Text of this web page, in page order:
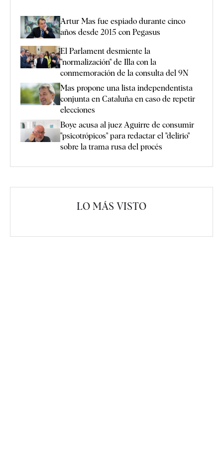
Artur Mas fue espiado durante cinco
años desde 2015 con Pegasus
El Parlament desmiente la
"normalización" de Illa con la
conmemoración de la consulta del 9N
Mas propone una lista independentista
conjunta en Cataluña en caso de repetir
elecciones
Boye acusa al juez Aguirre de consumir
"psicotrópicos" para redactar el "delirio"
sobre la trama rusa del procés
LO MÁS VISTO